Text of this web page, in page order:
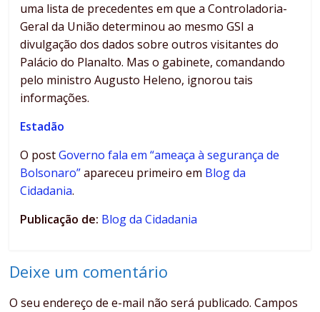
uma lista de precedentes em que a Controladoria-
Geral da União determinou ao mesmo GSI a
divulgação dos dados sobre outros visitantes do
Palácio do Planalto. Mas o gabinete, comandando
pelo ministro Augusto Heleno, ignorou tais
informações.
Estadão
O postGoverno fala em “ameaça à segurança de
Bolsonaro”apareceu primeiro em Blog da
Cidadania.
Publicação de: Blog da Cidadania
Deixe um comentário
O seu endereço de e-mail não será publicado. Campos